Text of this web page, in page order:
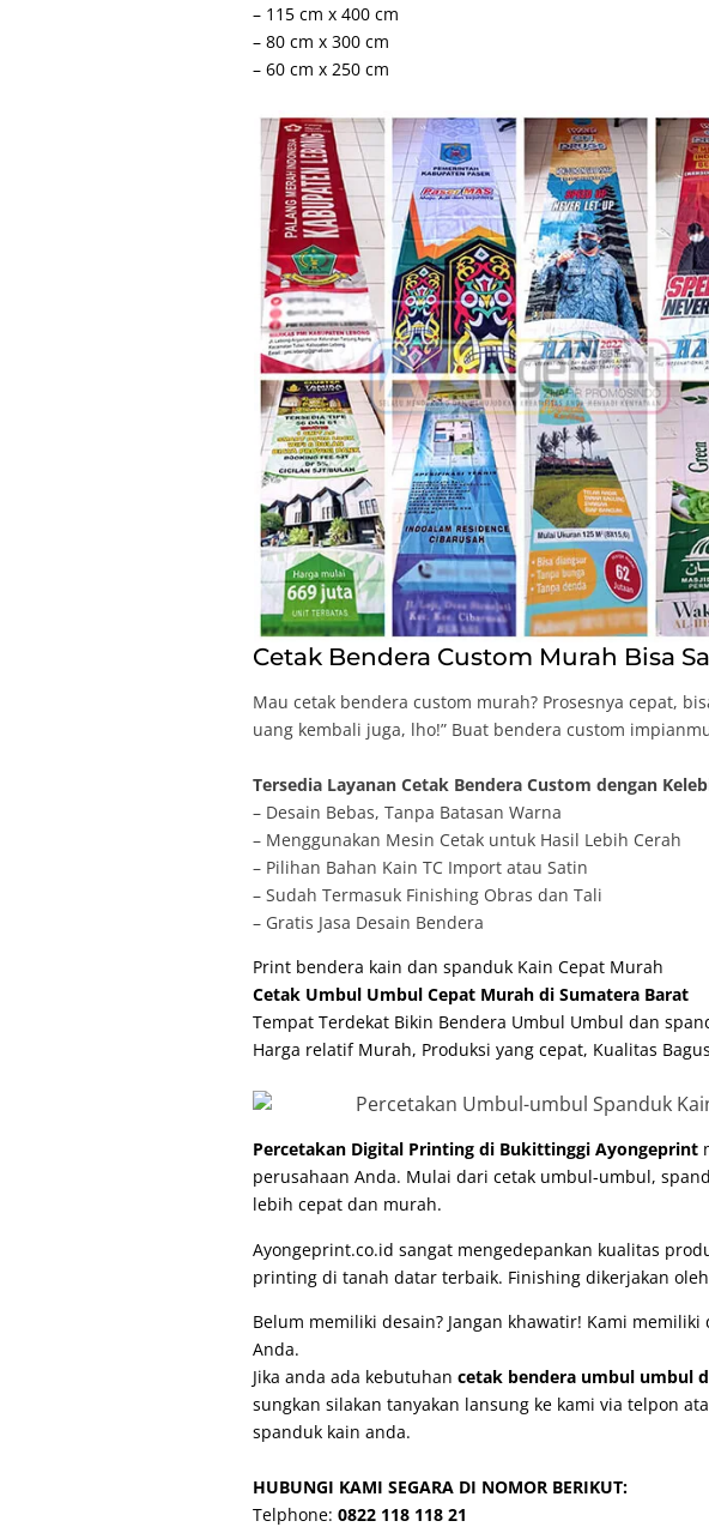
– 115 cm x 400 cm
– 80 cm x 300 cm
– 60 cm x 250 cm
Cetak Bendera Custom Murah Bisa
Mau cetak bendera custom murah? Prosesnya cepat,
uang kembali juga, lho!” Buat bendera custom
Tersedia Layanan Cetak Bendera Custom dengan
– Desain Bebas, Tanpa Batasan Warna
– Menggunakan Mesin Cetak untuk Hasil Lebih Cerah
– Pilihan Bahan Kain TC Import atau Satin
– Sudah Termasuk Finishing Obras dan Tali
– Gratis Jasa Desain Bendera
Print bendera kain dan spanduk Kain Cepat Murah
Cetak Umbul Umbul Cepat Murah di Sumatera Barat
Tempat Terdekat Bikin Bendera Umbul Umbul dan
Harga relatif Murah, Produksi yang cepat, Kualitas
Percetakan Digital Printing di Bukittinggi Ayongeprint
perusahaan Anda. Mulai dari cetak umbul-umbul,
lebih cepat dan murah.
Ayongeprint.co.id sangat mengedepankan kualitas
printing di tanah datar terbaik. Finishing dikerjakan
Belum memiliki desain? Jangan khawatir! Kami
Anda.
Jika anda ada kebutuhancetak bendera umbul umbul
sungkan silakan tanyakan lansung ke kami via telpon
spanduk kain anda.
HUBUNGI KAMI SEGARA DI NOMOR BERIKUT:
Telphone:0822 118 118 21